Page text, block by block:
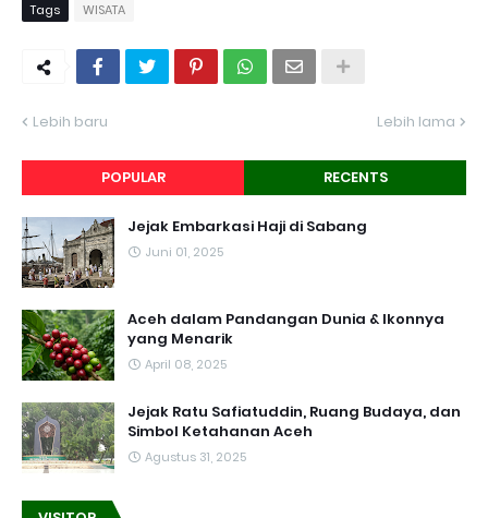
Tags WISATA
Lebih baru Lebih lama
POPULAR RECENTS
Jejak Embarkasi Haji di Sabang
Juni 01, 2025
Aceh dalam Pandangan Dunia & Ikonnya
yang Menarik
April 08, 2025
Jejak Ratu Safiatuddin, Ruang Budaya, dan
Simbol Ketahanan Aceh
Agustus 31, 2025